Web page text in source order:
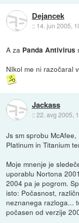
Dejancek
:: 14. jun 2005,
A za Panda Antivirus
NIkol me ni razočaral
Jackass
::22. avg 2005,
Js sm sprobu
Platinum in Titanium
Moje mnenje je
uporablu Nortona
2004 pa je pogrom.
isto: Počasnost,
neznanega razloga...
počasen od verzije